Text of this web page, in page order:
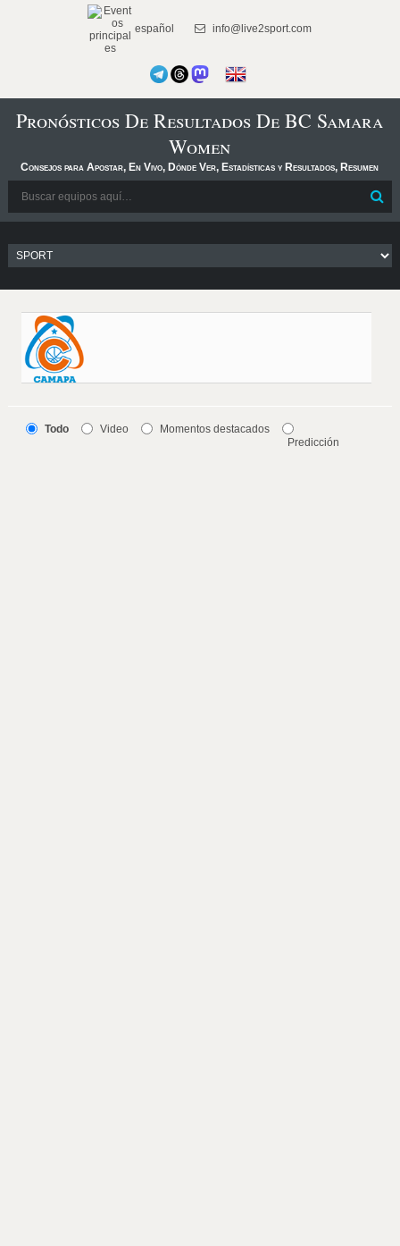
español info@live2sport.com
Pronósticos De Resultados De BC Samara
Women
Consejos para Apostar, En Vivo, Dónde Ver, Estadísticas y Resultados, Resumen
Todo Video
Momentos destacados
Predicción